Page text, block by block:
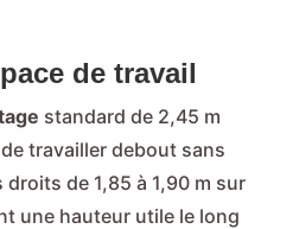
de travail
standard de 2,45 m
travailler debout sans
de 1,85 à 1,90 m sur
une hauteur utile le long